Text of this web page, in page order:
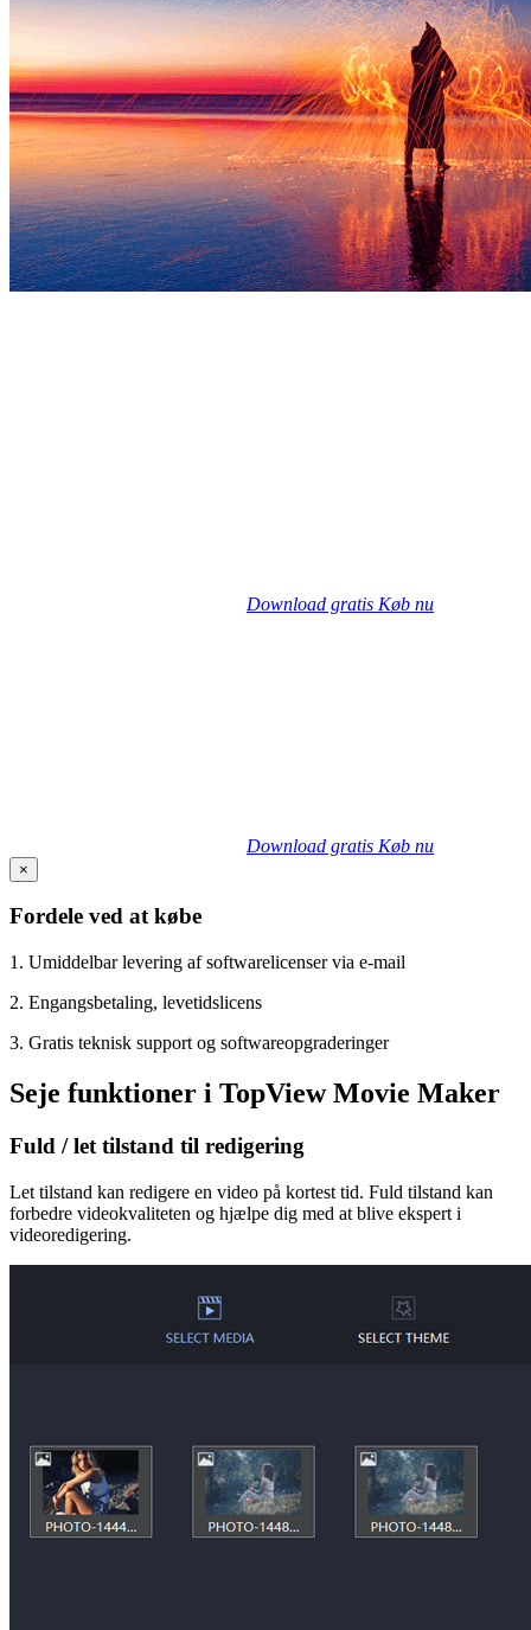
Download gratis Køb nu
Download gratis Køb nu
×
Fordele ved at købe
1. Umiddelbar levering af softwarelicenser via e-mail
2. Engangsbetaling, levetidslicens
3. Gratis teknisk support og softwareopgraderinger
Seje funktioner i TopView Movie Maker
Fuld / let tilstand til redigering
Let tilstand kan redigere en video på kortest tid. Fuld tilstand kan
forbedre videokvaliteten og hjælpe dig med at blive ekspert i
videoredigering.